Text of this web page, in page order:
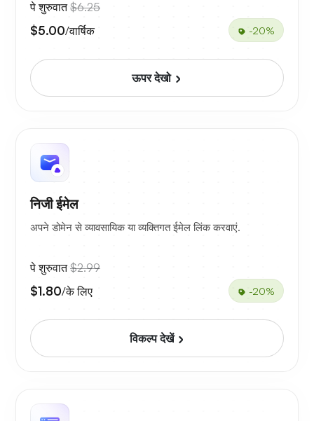
पे शुरुवात$6.25
$5.00/वार्षिक -20%
ऊपर देखो
निजी ईमेल
अपने डोमेन से व्यावसायिक या व्यक्तिगत ईमेल लिंक करवाएं.
पे शुरुवात$2.99
$1.80/के लिए -20%
विकल्प देखें